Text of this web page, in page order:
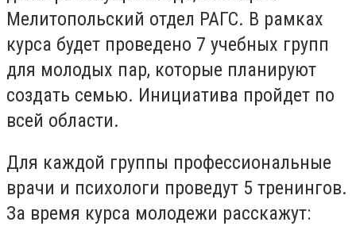
Мелитопольский отдел РАГС. В рамках
курса будет проведено 7 учебных групп
для молодых пар, которые планируют
создать семью. Инициатива пройдет по
всей области.
Для каждой группы профессиональные
врачи и психологи проведут 5 тренингов.
За время курса молодежи расскажут: